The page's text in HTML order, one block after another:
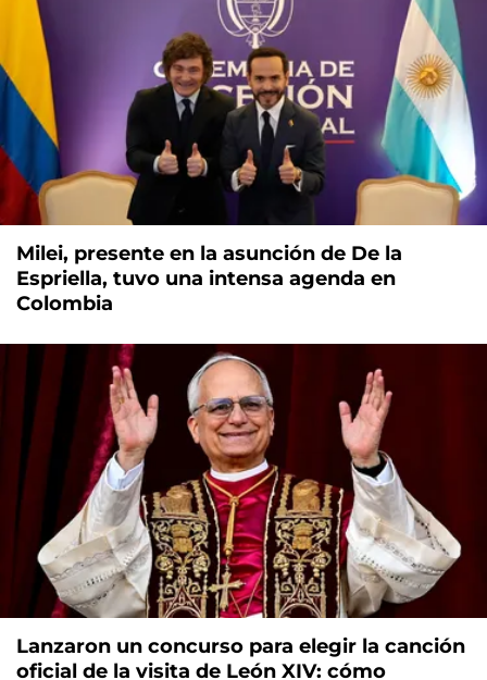
Milei, presente en la asunción de De la
Espriella, tuvo una intensa agenda en
Colombia
Lanzaron un concurso para elegir la canción
oficial de la visita de León XIV: cómo